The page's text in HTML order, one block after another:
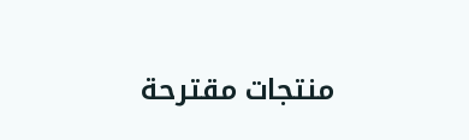
منتجات مقترحة